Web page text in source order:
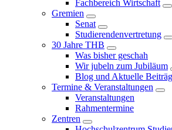
Fachbereich Wirtschaft
Gremien
Senat
Studierendenvertretung
30 Jahre THB
Was bisher geschah
Wir jubeln zum Jubiläum
Blog und Aktuelle
Termine & Veranstaltungen
Veranstaltungen
Rahmentermine
Zentren